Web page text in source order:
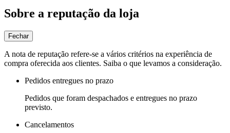
Sobre a reputação da loja
Fechar
A nota de reputação refere-se a vários critérios na experiência de
compra oferecida aos clientes. Saiba o que levamos a consideração.
Pedidos entregues no prazo
Pedidos que foram despachados e entregues no prazo
previsto.
Cancelamentos